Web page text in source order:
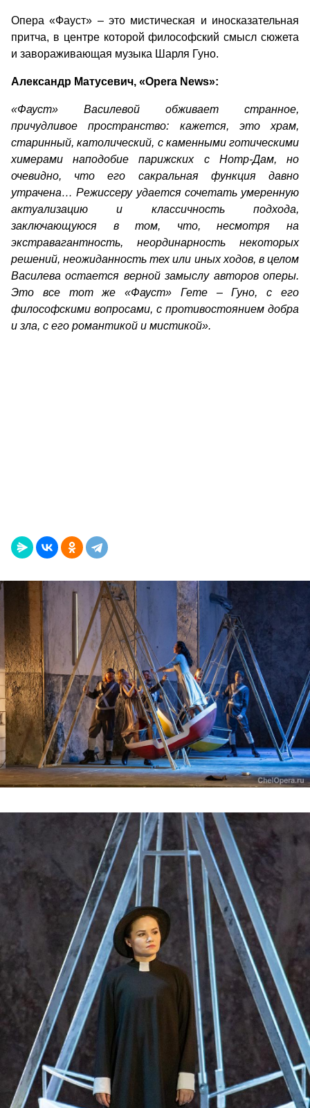
Опера «Фауст» – это мистическая и иносказательная
притча, в центре которой философский смысл сюжета
и завораживающая музыка Шарля Гуно.
Александр Матусевич, «Opera News»:
«Фауст» Василевой обживает странное,
причудливое пространство: кажется, это храм,
старинный, католический, с каменными готическими
химерами наподобие парижских с Нотр-Дам, но
очевидно, что его сакральная функция давно
утрачена… Режиссеру удается сочетать умеренную
актуализацию и классичность подхода,
заключающуюся в том, что, несмотря на
экстравагантность, неординарность некоторых
решений, неожиданность тех или иных ходов, в целом
Василева остается верной замыслу авторов оперы.
Это все тот же «Фауст» Гете – Гуно, с его
философскими вопросами, с противостоянием добра
и зла, с его романтикой и мистикой».